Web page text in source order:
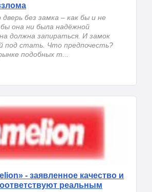
без замка – как бы и не
она ни была надёжной
должна запираться. И замок
под стать. Что предпочесть?
подобных т...
- заявленное качество и
реальным